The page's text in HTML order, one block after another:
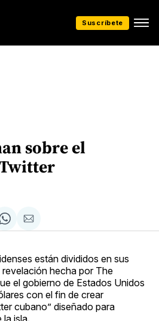
Suscríbete
sobre el
Share
on
Compartir
via
están divididos en sus
hecha por The
el gobierno de Estados Unidos
con el fin de crear
cubano” diseñado para
isla.